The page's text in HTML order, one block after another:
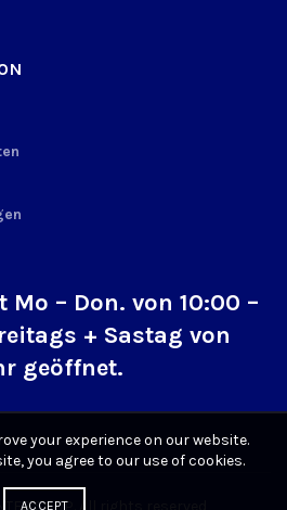
– Don. von 10:00 –
+ Sastag von
geöffnet.
your experience on our website.
you agree to our use of cookies.
ACCEPT